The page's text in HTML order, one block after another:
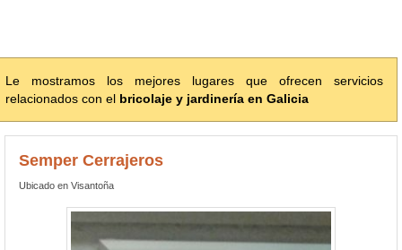
Le mostramos los mejores lugares que ofrecen servicios
relacionados con el bricolaje y jardinería en Galicia
Semper Cerrajeros
Ubicado en Visantoña